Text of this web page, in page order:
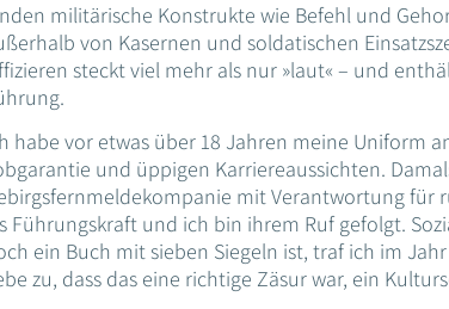
militärische Konstrukte wie Befehl und
von Kasernen und soldatischen
steckt viel mehr als nur »laut« – und
habe vor etwas über 18 Jahren meine Uniform
und üppigen Karriereaussichten.
mit Verantwortung für
Führungskraft und ich bin ihrem Ruf gefolgt.
ein Buch mit sieben Siegeln ist, traf ich im
zu, dass das eine richtige Zäsur war, ein